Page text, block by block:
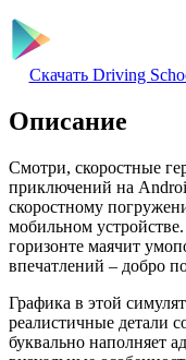
Скачать Driving
Описание
Смотри, скоростные
приключений на
скоростному
мобильном
горизонте маячит
впечатлений – добро
Графика в этой
реалистичные детали
буквально наполняет